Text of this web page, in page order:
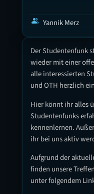
Der Studentenfunk
wieder mit einer
alle interessierten
und OTH herzlich
Hier könnt ihr alles
Studentenfunks
kennenlernen.
ihr bei uns aktiv
Aufgrund der
finden unsere
unter folgendem
group Yannik Merz